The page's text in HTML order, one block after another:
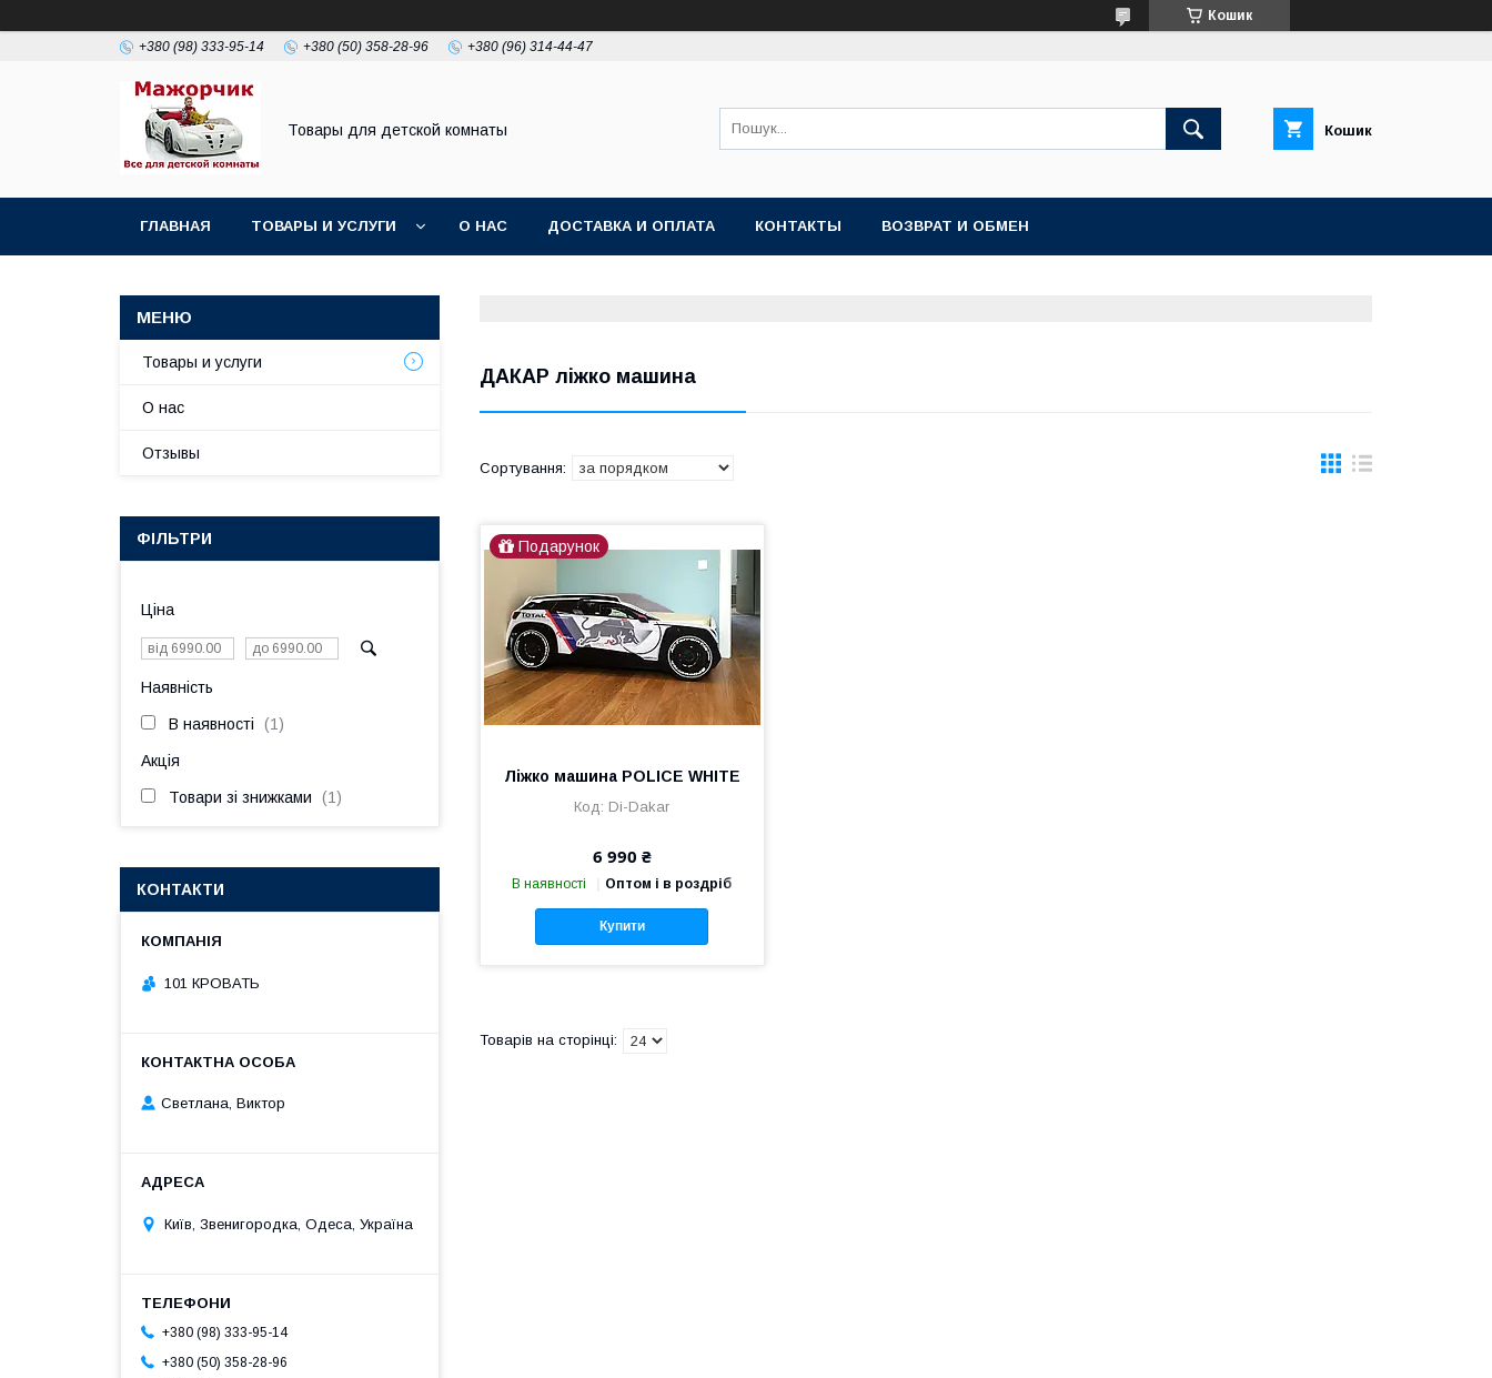
Кошик
+380 (98) 333-95-14 +380 (50) 358-28-96 +380 (96) 314-44-47
Товары для детской комнаты Кошик
ГЛАВНАЯ ТОВАРЫ И УСЛУГИ О НАС ДОСТАВКА И ОПЛАТА КОНТАКТЫ ВОЗВРАТ И ОБМЕН
ДАКАР ліжко машина
Подарунок
Ліжко машина POLICE WHITE
Di-Dakar
6 990 ₴
В наявності Оптом і в роздріб
Купити
Товары и услуги
О нас
Отзывы
ФІЛЬТРИ
Ціна
Наявність
В наявності 1
Акція
Товари зі знижками 1
КОНТАКТИ
101 КРОВАТЬ
Светлана, Виктор
Київ, Звенигородка, Одеса, Україна
+380 (98) 333-95-14
+380 (50) 358-28-96